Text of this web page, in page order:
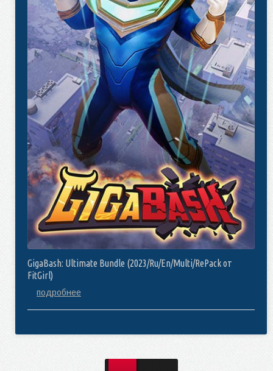
GigaBash: Ultimate Bundle (2023/Ru/En/Multi/RePack от
FitGirl)
подробнее